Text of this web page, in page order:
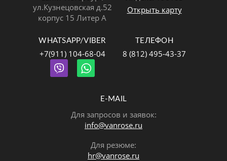
ул.Кузнецовская д.52
корпус 15 Литер А
Открыть карту
WHATSAPP/VIBER
+7(911) 104-68-04
ТЕЛЕФОН
8 (812) 495-43-37
E-MAIL
Для запросов и заявок:
info@vanrose.ru
Для резюме:
hr@vanrose.ru